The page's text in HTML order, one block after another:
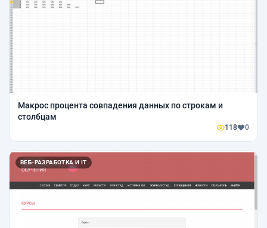
Макрос процента совпадения данных по строкам и
столбцам
118 0
ВЕБ-РАЗРАБОТКА И IT